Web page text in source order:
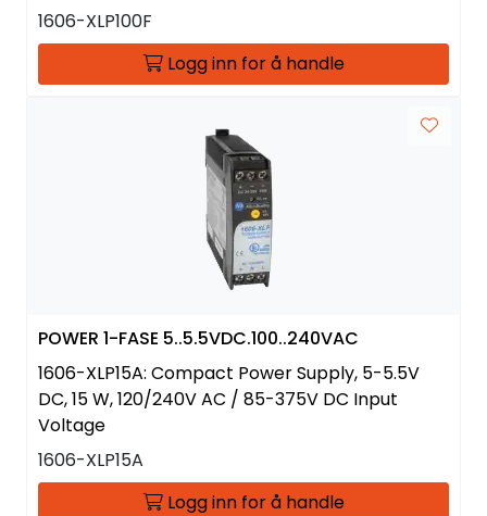
1606-XLP100F
Logg inn for å handle
POWER 1-FASE 5..5.5VDC.100..240VAC
1606-XLP15A: Compact Power Supply, 5-5.5V
DC, 15 W, 120/240V AC / 85-375V DC Input
Voltage
1606-XLP15A
Logg inn for å handle